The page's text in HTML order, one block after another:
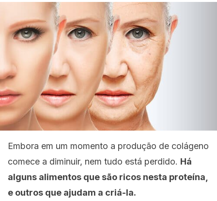
Embora em um momento a produção de colágeno
comece a diminuir, nem tudo está perdido. Há
alguns alimentos que são ricos nesta proteína,
e outros que ajudam a criá-la.